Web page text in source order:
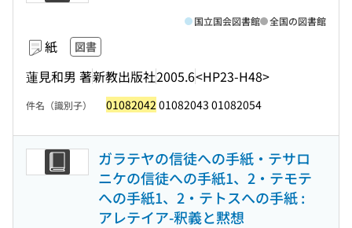
紙 図書
蓮見和男 著新教出版社2005.6<HP23-H48>
国立国会図書館 全国の図書館
件名（識別子） 01082042 01082043 01082054
ガラテヤの信徒への手紙・テサロ
ニケの信徒への手紙1、2・テモテ
への手紙1、2・テトスへの手紙 :
アレテイア-釈義と黙想